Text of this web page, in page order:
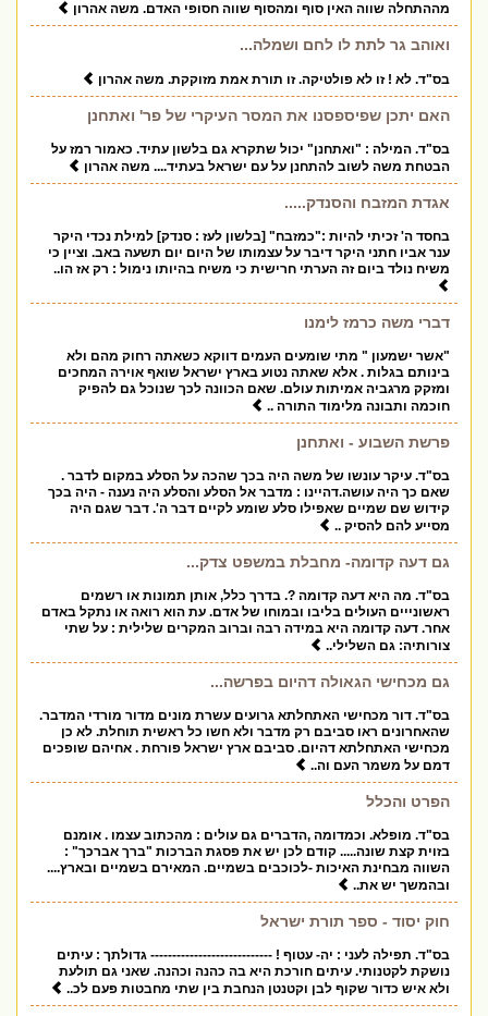
מההתחלה שווה האין סוף ומהסוף שווה חסופי האדם. משה אהרון
ואוהב גר לתת לו לחם ושמלה...
בס"ד. לא ! זו לא פולטיקה. זו תורת אמת מזוקקת. משה אהרון
האם יתכן שפיספסנו את המסר העיקרי של פר' ואתחנן
בס"ד. המילה : "ואתחנן" יכול שתקרא גם בלשון עתיד. כאמור רמז על
הבטחת משה לשוב להתחנן על עם ישראל בעתיד.... משה אהרון
אגדת המזבח והסנדק.....
בחסד ה' זכיתי להיות :"כמזבח" [בלשון לעז : סנדק] למילת נכדי היקר
ענר אביו חתני היקר דיבר על עצמותו של היום יום תשעה באב. וציין כי
משיח נולד ביום זה הערתי חרישית כי משיח בהיותו נימול : רק אז הו..
דברי משה כרמז לימנו
"אשר ישמעון " מתי שומעים העמים דווקא כשאתה רחוק מהם ולא
בינותם בגלות . אלא שאתה נטוע בארץ ישראל שואף אוירה המחכים
ומזקק מרגביה אמיתות עולם. שאם הכוונה לכך שנוכל גם להפיק
חוכמה ותבונה מלימוד התורה ..
פרשת השבוע - ואתחנן
בס"ד. עיקר עונשו של משה היה בכך שהכה על הסלע במקום לדבר .
שאם כך היה עושה.דהיינו : מדבר אל הסלע והסלע היה נענה - היה בכך
קידוש שם שמיים שאפילו סלע שומע לקיים דבר ה'. דבר שגם היה
מסייע להם להסיק ..
גם דעה קדומה- מחבלת במשפט צדק...
בס"ד. מה היא דעה קדומה ?. בדרך כלל, אותן תמונות או רשמים
ראשונייים העולים בליבו ובמוחו של אדם. עת הוא רואה או נתקל באדם
אחר. דעה קדומה היא במידה רבה וברוב המקרים שלילית : על שתי
צורותיה: גם השלילי..
גם מכחישי הגאולה דהיום בפרשה...
בס"ד. דור מכחישי האתחלתא גרועים עשרת מונים מדור מורדי המדבר.
שהאחרונים ראו סביבם רק מדבר ולא חשו כל ראשית תוחלת. לא כן
מכחישי האתחלתא דהיום. סביבם ארץ ישראל פורחת . אחיהם שופכים
דמם על משמר העם וה..
הפרט והכלל
בס"ד. מופלא. וכמדומה ,הדברים גם עולים : מהכתוב עצמו . אומנם
בזוית קצת שונה..... קודם לכן יש את פסגת הברכות "ברך אברכך" :
השווה מבחינת האיכות -לכוכבים בשמיים. המאירם בשמיים ובארץ....
ובהמשך יש את..
חוק יסוד - ספר תורת ישראל
בס"ד. תפילה לעני : יה- עטוף ! ---------------------------- גדולתך : עיתים
נושקת לקטנותי. עיתים חורכת היא בה כהנה וכהנה. שאני גם תולעת
ולא איש כדור שקוף לבן וקטנטן הנחבת בין שתי מחבטות פעם לכ..